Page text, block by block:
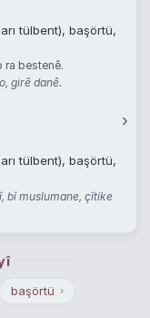
tülbent), başörtü,
ra bestenê.
girê danê.
›
tülbent), başörtü,
bî muslumane, çîtike
başörtü ›